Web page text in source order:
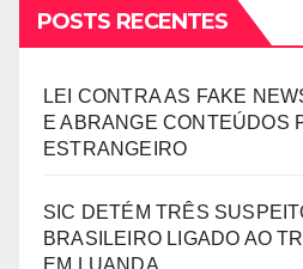
POSTS RECENTES
LEI CONTRA AS FAKE
E ABRANGE CONTEÚDOS
ESTRANGEIRO
SIC DETÉM TRÊS
BRASILEIRO LIGADO AO